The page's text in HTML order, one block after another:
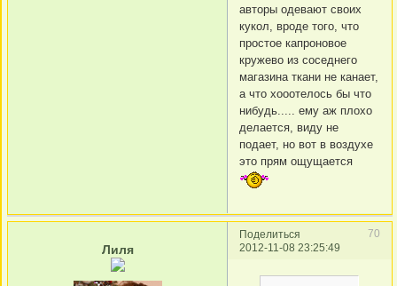
авторы одевают своих
кукол, вроде того, что
простое капроновое
кружево из соседнего
магазина ткани не канает,
а что хооотелось бы что
нибудь..... ему аж плохо
делается, виду не
подает, но вот в воздухе
это прям ощущается
Поделиться
70
2012-11-08 23:25:49
Лиля